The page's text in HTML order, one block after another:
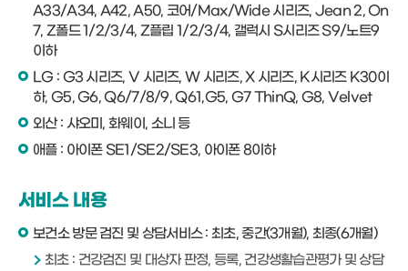
A33/A34, A42, A50, 코어/Max/Wide 시리즈, Jean 2, On
7, Z폴드 1/2/3/4, Z플립 1/2/3/4, 갤럭시 S시리즈 S9/노트9
이하
LG : G3 시리즈, V 시리즈, W 시리즈, X 시리즈, K시리즈 K30이
하, G5, G6, Q6/7/8/9, Q61,G5, G7 ThinQ, G8, Velvet
외산 : 샤오미, 화웨이, 소니 등
애플 : 아이폰 SE1/SE2/SE3, 아이폰 8이하
서비스 내용
보건소 방문 검진 및 상담서비스 : 최초, 중간(3개월), 최종(6개월)
최초 : 건강검진 및 대상자 판정, 등록, 건강생활습관평가 및 상담